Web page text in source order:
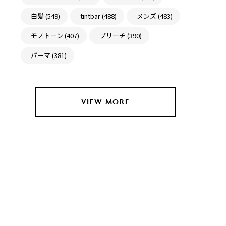
白髪 (549) tintbar (488) メンズ (483)
モノトーン (407) ブリーチ (390)
パーマ (381)
VIEW MORE